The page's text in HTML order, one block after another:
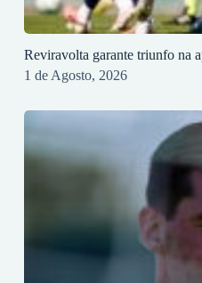
Reviravolta garante triunfo na
1 de Agosto, 2026